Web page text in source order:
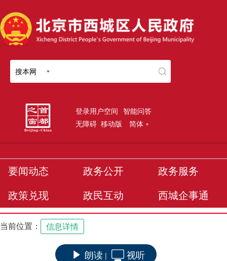
搜本网
登录用户空间 智能问答
无障碍 移动版 简体
要闻动态 政务公开 政务服务
政策兑现 政民互动 西城企事通
当前位置： 信息详情
朗读 | 视听